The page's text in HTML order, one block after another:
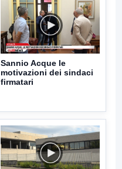
Sannio Acque le
motivazioni dei sindaci
firmatari